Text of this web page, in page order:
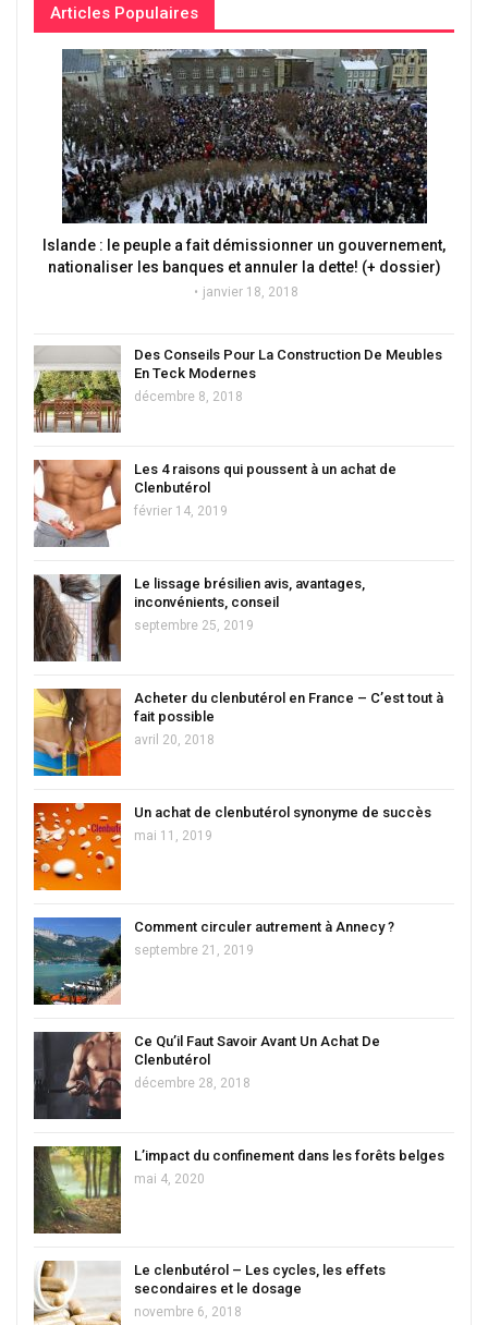
Articles Populaires
Islande : le peuple a fait démissionner un gouvernement,
nationaliser les banques et annuler la dette! (+ dossier)
janvier 18, 2018
Des Conseils Pour La Construction De Meubles
En Teck Modernes
décembre 8, 2018
Les 4 raisons qui poussent à un achat de
Clenbutérol
février 14, 2019
Le lissage brésilien avis, avantages,
inconvénients, conseil
septembre 25, 2019
Acheter du clenbutérol en France – C’est tout à
fait possible
avril 20, 2018
Un achat de clenbutérol synonyme de succès
mai 11, 2019
Comment circuler autrement à Annecy ?
septembre 21, 2019
Ce Qu’il Faut Savoir Avant Un Achat De
Clenbutérol
décembre 28, 2018
L’impact du confinement dans les forêts belges
mai 4, 2020
Le clenbutérol – Les cycles, les effets
secondaires et le dosage
novembre 6, 2018